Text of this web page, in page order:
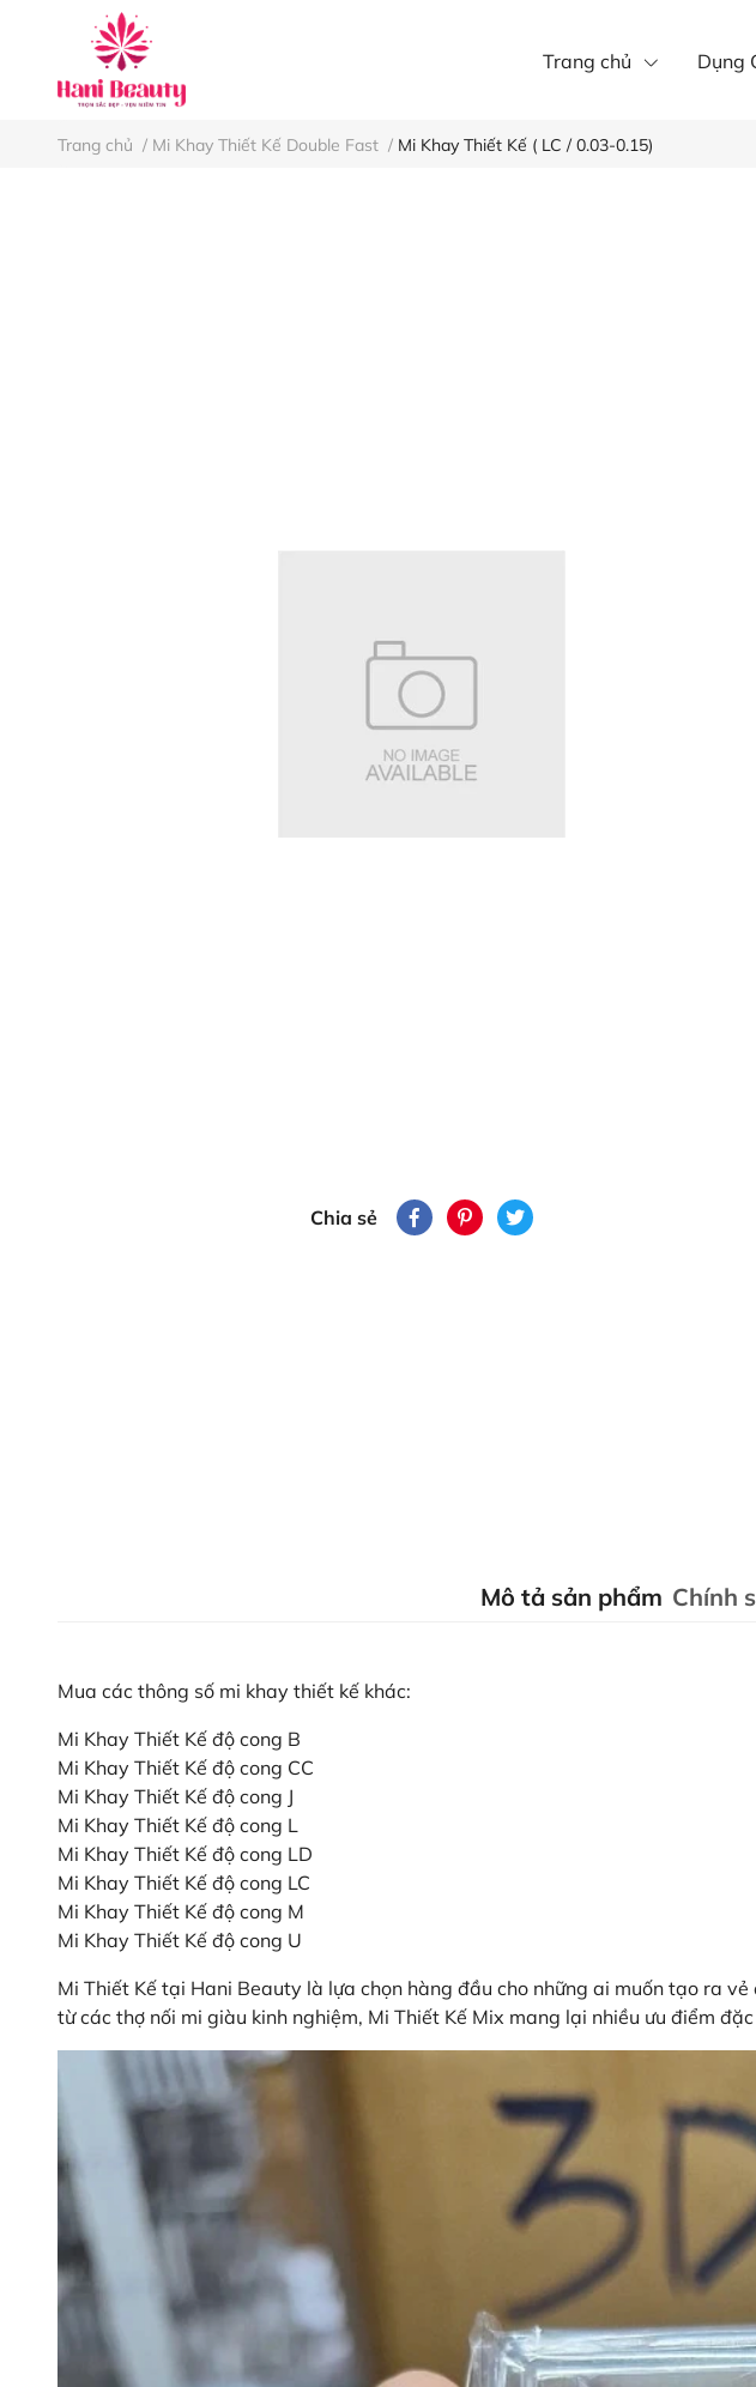
Trang chủ Dụng
Trang chủ / Mi Khay Thiết Kế Double Fast / Mi Khay Thiết Kế ( LC / 0.03-0.15)
Chia sẻ
Mô tả sản phẩm Chính
Mua các thông số mi khay thiết kế khác:
Mi Khay Thiết Kế độ cong B
Mi Khay Thiết Kế độ cong CC
Mi Khay Thiết Kế độ cong J
Mi Khay Thiết Kế độ cong L
Mi Khay Thiết Kế độ cong LD
Mi Khay Thiết Kế độ cong LC
Mi Khay Thiết Kế độ cong M
Mi Khay Thiết Kế độ cong U
Mi Thiết Kế tại Hani Beauty là lựa chọn hàng đầu cho những ai muốn tạo ra
từ các thợ nối mi giàu kinh nghiệm, Mi Thiết Kế Mix mang lại nhiều ưu điểm